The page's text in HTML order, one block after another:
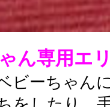
ん専用
ビーちゃん